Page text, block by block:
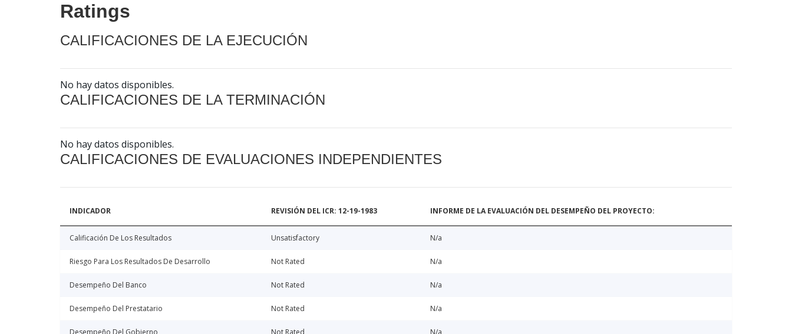
Ratings
CALIFICACIONES DE LA EJECUCIÓN
No hay datos disponibles.
CALIFICACIONES DE LA TERMINACIÓN
No hay datos disponibles.
CALIFICACIONES DE EVALUACIONES INDEPENDIENTES
INDICADOR REVISIÓN DEL ICR: 12-19-1983 INFORME DE LA EVALUACIÓN DEL DESEMPEÑO DEL PROYECTO:
Calificación De Los Resultados Unsatisfactory N/a
Riesgo Para Los Resultados De Desarrollo Not Rated N/a
Desempeño Del Banco Not Rated N/a
Desempeño Del Prestatario Not Rated N/a